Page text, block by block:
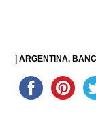
|ARGENTINA